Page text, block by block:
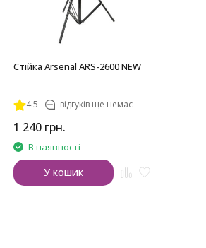
Стійка Arsenal ARS-2600 NEW
4.5 відгуків ще немає
1 240 грн.
В наявності
У кошик